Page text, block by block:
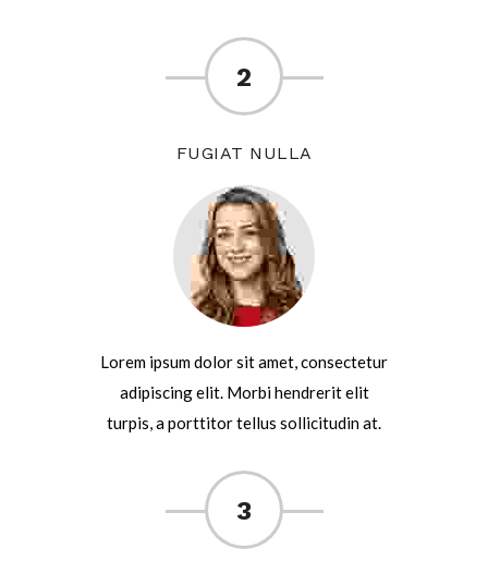
2
FUGIAT NULLA
Lorem ipsum dolor sit amet, consectetur
adipiscing elit. Morbi hendrerit elit
turpis, a porttitor tellus sollicitudin at.
3